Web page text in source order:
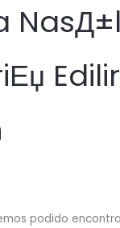
NasД±l
podido